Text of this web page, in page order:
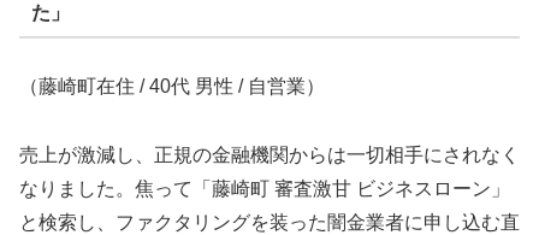
た」
（藤崎町在住 / 40代 男性 / 自営業）
売上が激減し、正規の金融機関からは一切相手にされなく
なりました。焦って「藤崎町 審査激甘 ビジネスローン」
と検索し、ファクタリングを装った闇金業者に申し込む直